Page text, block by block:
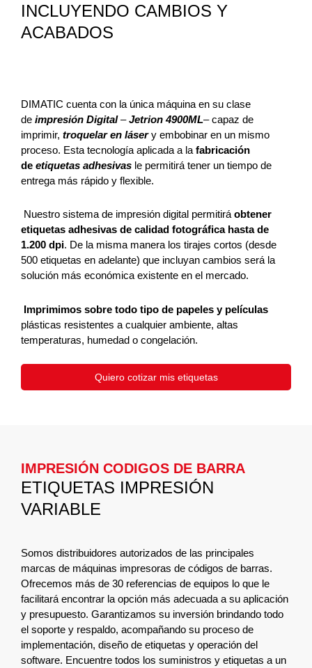
INCLUYENDO CAMBIOS Y
ACABADOS
DIMATIC cuenta con la única máquina en su clase
de impresión Digital–Jetrion 4900ML– capaz de
imprimir, troquelar en lásery embobinar en un mismo
proceso. Esta tecnología aplicada a la fabricación
de etiquetas adhesivas le permitirá tener un tiempo de
entrega más rápido y flexible.
Nuestro sistema de impresión digital permitirá obtener
etiquetas adhesivas de calidad fotográfica hasta de
1.200 dpi. De la misma manera los tirajes cortos (desde
500 etiquetas en adelante) que incluyan cambios será la
solución más económica existente en el mercado.
Imprimimos sobre todo tipo de papeles y películas
plásticas resistentes a cualquier ambiente, altas
temperaturas, humedad o congelación.
Quiero cotizar mis etiquetas
IMPRESIÓN CODIGOS DE BARRA
ETIQUETAS IMPRESIÓN
VARIABLE
Somos distribuidores autorizados de las principales
marcas de máquinas impresoras de códigos de barras.
Ofrecemos más de 30 referencias de equipos lo que le
facilitará encontrar la opción más adecuada a su aplicación
y presupuesto. Garantizamos su inversión brindando todo
el soporte y respaldo, acompañando su proceso de
implementación, diseño de etiquetas y operación del
software. Encuentre todos los suministros y etiquetas a un